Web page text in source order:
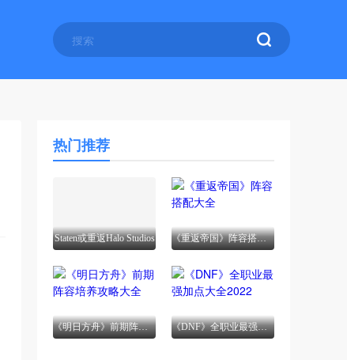
热门推荐
Staten或重返Halo Studios 《重返帝国》阵容搭配大全
《明日方舟》前期阵容培养攻略大全 《DNF》全职业最强加点大全2022